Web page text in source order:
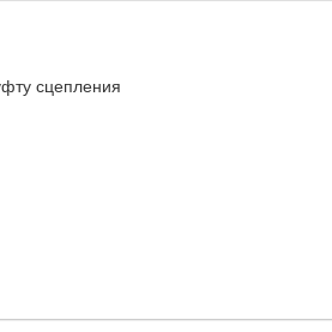
сцепления